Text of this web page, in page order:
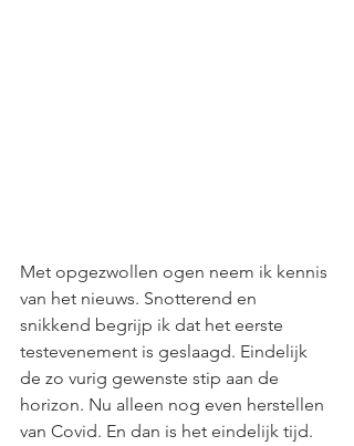
Met opgezwollen ogen neem ik kennis
van het nieuws. Snotterend en
snikkend begrijp ik dat het eerste
testevenement is geslaagd. Eindelijk
de zo vurig gewenste stip aan de
horizon. Nu alleen nog even herstellen
van Covid. En dan is het eindelijk tijd.